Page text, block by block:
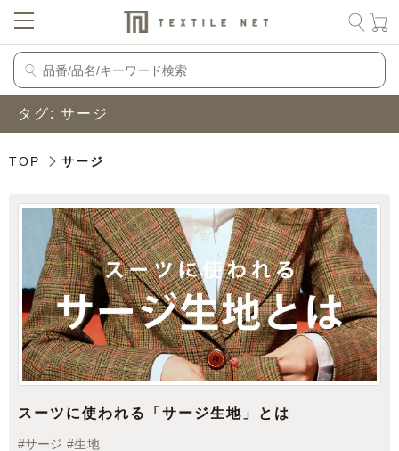
タグ: サージ
TOP サージ
スーツに使われる「サージ生地」とは
#サージ #生地